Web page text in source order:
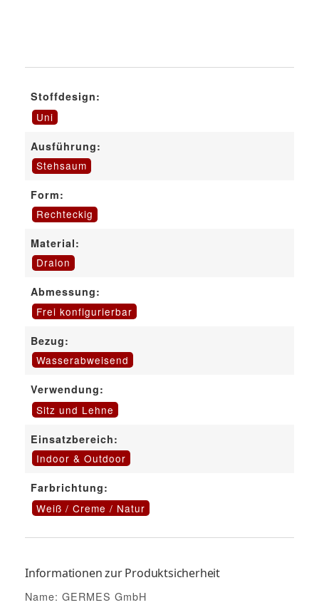
Stoffdesign:
Uni
Ausführung:
Stehsaum
Form:
Rechteckig
Material:
Dralon
Abmessung:
Frei konfigurierbar
Bezug:
Wasserabweisend
Verwendung:
Sitz und Lehne
Einsatzbereich:
Indoor & Outdoor
Farbrichtung:
Weiß / Creme / Natur
Informationen zur Produktsicherheit
Name: GERMES GmbH